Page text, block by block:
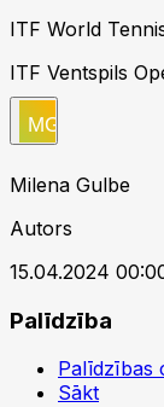
ITF World
ITF Ventspils
Milena Gulbe
Autors
15.04.2024
Palīdzība
Palīdzības
Sākt